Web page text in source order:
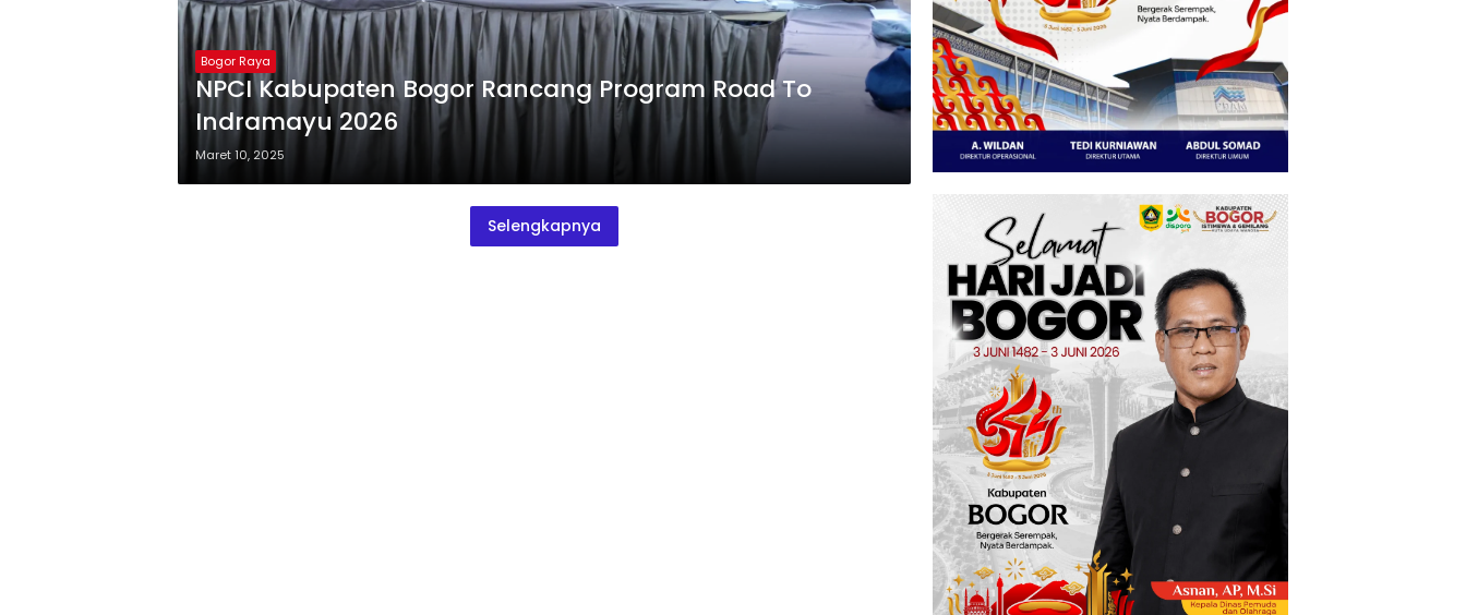
Bogor Raya
NPCI Kabupaten Bogor Rancang Program Road To
Indramayu 2026
Maret 10, 2025
Selengkapnya